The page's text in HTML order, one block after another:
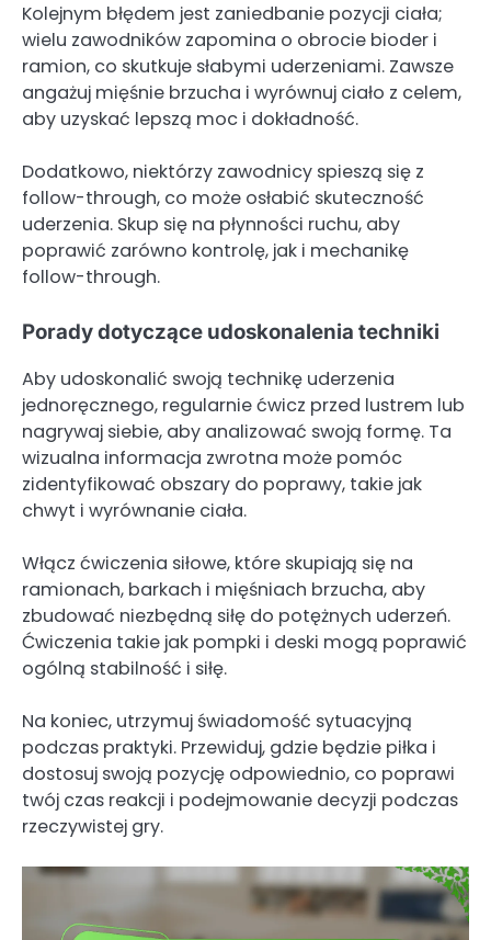
Kolejnym błędem jest zaniedbanie pozycji ciała;
wielu zawodników zapomina o obrocie bioder i
ramion, co skutkuje słabymi uderzeniami. Zawsze
angażuj mięśnie brzucha i wyrównuj ciało z celem,
aby uzyskać lepszą moc i dokładność.
Dodatkowo, niektórzy zawodnicy spieszą się z
follow-through, co może osłabić skuteczność
uderzenia. Skup się na płynności ruchu, aby
poprawić zarówno kontrolę, jak i mechanikę
follow-through.
Porady dotyczące udoskonalenia techniki
Aby udoskonalić swoją technikę uderzenia
jednoręcznego, regularnie ćwicz przed lustrem lub
nagrywaj siebie, aby analizować swoją formę. Ta
wizualna informacja zwrotna może pomóc
zidentyfikować obszary do poprawy, takie jak
chwyt i wyrównanie ciała.
Włącz ćwiczenia siłowe, które skupiają się na
ramionach, barkach i mięśniach brzucha, aby
zbudować niezbędną siłę do potężnych uderzeń.
Ćwiczenia takie jak pompki i deski mogą poprawić
ogólną stabilność i siłę.
Na koniec, utrzymuj świadomość sytuacyjną
podczas praktyki. Przewiduj, gdzie będzie piłka i
dostosuj swoją pozycję odpowiednio, co poprawi
twój czas reakcji i podejmowanie decyzji podczas
rzeczywistej gry.